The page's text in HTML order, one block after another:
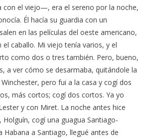
con el viejo—, era el sereno por la noche,
Él hacía su guardia con un
en las películas del oeste americano,
caballo. Mi viejo tenía varios, y el
como dos o tres también. Pero, bueno,
a ver cómo se desarmaba, quitándole la
pero fui a la casa y cogí dos
más cortos; cogí dos cortos. Ya yo
y con Miret. La noche antes hice
cogí una guagua Santiago-
Habana a Santiago, llegué antes de